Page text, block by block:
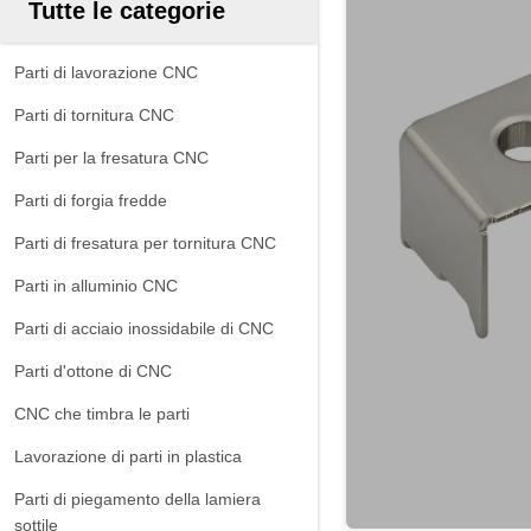
Tutte le categorie
Parti di lavorazione CNC
Parti di tornitura CNC
Parti per la fresatura CNC
Parti di forgia fredde
Parti di fresatura per tornitura CNC
Parti in alluminio CNC
Parti di acciaio inossidabile di CNC
Parti d'ottone di CNC
CNC che timbra le parti
Lavorazione di parti in plastica
Parti di piegamento della lamiera
sottile